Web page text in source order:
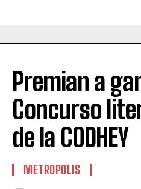
Premian a
Concurso
de la CODHEY
METROPOLIS